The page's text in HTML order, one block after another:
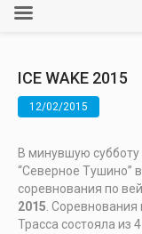
ICE WAKE 2015
12/02/2015
В минувшую
“Северное Тушино”
соревнования по
2015 .
Трасса состояла из